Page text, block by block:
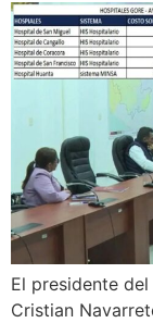
El presidente
Cristian